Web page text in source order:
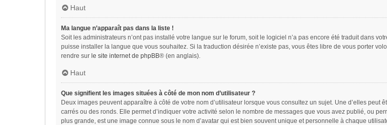
Haut
Ma langue n’apparaît pas dans la liste !
Soit les administrateurs n’ont pas installé votre langue sur le forum, soit le logiciel n’a pas encore été traduit dans
puisse installer la langue que vous souhaitez. Si la traduction désirée n’existe pas, vous êtes libre de vous porter
rendre sur le site internet de phpBB® (en anglais).
Haut
Que signifient les images situées à côté de mon nom d’utilisateur ?
Deux images peuvent apparaître à côté de votre nom d’utilisateur lorsque vous consultez un sujet. Une d’elles
carrés ou des ronds. Elle permet d’indiquer votre activité selon le nombre de messages que vous avez publié, ou
plus grande, est une image connue sous le nom d’avatar qui est bien souvent unique et personnelle à chaque